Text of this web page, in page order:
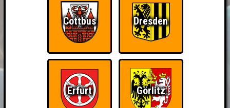
RESERVIERUNG
Cottbus Dresden
Erfurt Görlitz